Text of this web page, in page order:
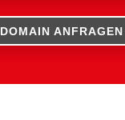
DOMAIN ANFRAGEN